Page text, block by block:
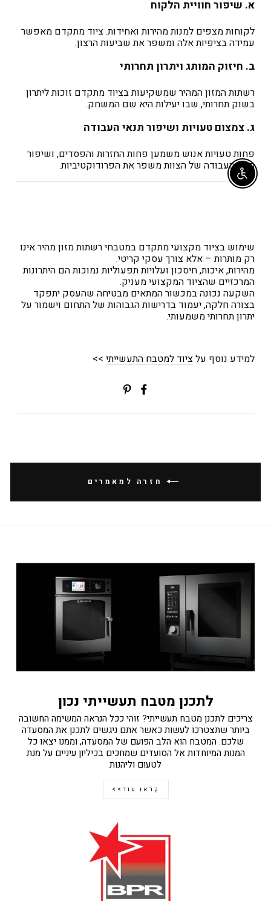
א. שיפור חוויית הלקוח
לקוחות מצפים למנות מהירות ואחידות. ציוד מתקדם מאפשר
עמידה בציפיות אלה ומשפר את שביעות הרצון.
ב. חיזוק המותג ויתרון תחרותי
רשתות המזון המהיר שמשקיעות בציוד מתקדם זוכות ליתרון
בשוק תחרותי, שבו יעילות היא שם המשחק.
ג. צמצום טעויות ושיפור תנאי העבודה
פחות טעויות אנוש משמען פחות החזרות והפסדים, ושיפור
תנאי העבודה של הצוות משפר את הפרודוקטיביות.
שימוש בציוד מקצועי מתקדם במטבחי רשתות מזון מהיר אינו
רק מותרות – אלא צורך עסקי קריטי.
מהירות, איכות, חיסכון ועלויות תפעוליות נמוכות הם היתרונות
המרכזיים שהציוד המקצועי מעניק.
השקעה נכונה במכשור המתאים מבטיחה שהעסק יתפקד
בצורה חלקה, יעמוד בדרישות הגבוהות של התחום וישמור על
יתרון תחרותי משמעותי.
למידע נוסף עלציוד למטבח התעשייתי >>
שתפי
חזרה למאמרים
לתכנן מטבח תעשייתי נכון
צריכים לתכנן מטבח תעשייתי? זוהי ככל הנראה המשימה החשובה
ביותר שתצטרכו לעשות כאשר אתם ניגשים לתכנן את המסעדה
שלכם. המטבח הוא הלב הפועם של המסעדה, וממנו יצאו כל
המנות המיוחדות אל הסועדים שמחכים בכיליון עיניים על מנת
לטעום וליהנות
קראו עוד>>
Enable accessibility